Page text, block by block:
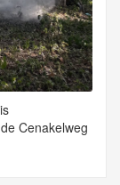
Cenakelweg